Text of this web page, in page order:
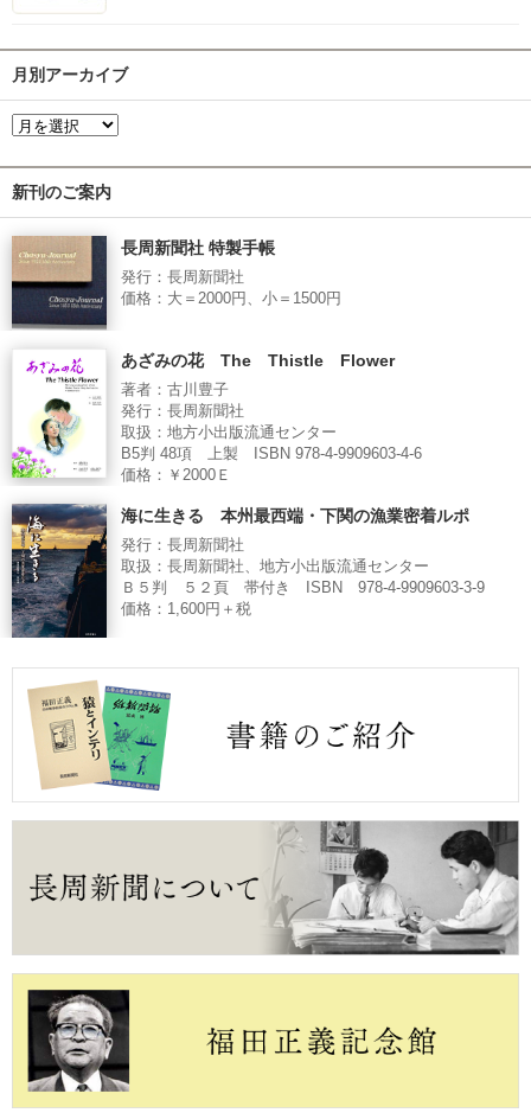
月別アーカイブ
新刊のご案内
長周新聞社 特製手帳
発行：長周新聞社
価格：大＝2000円、小＝1500円
あざみの花 The Thistle Flower
著者：古川豊子
発行：長周新聞社
取扱：地方小出版流通センター
B5判 48項 上製 ISBN 978-4-9909603-4-6
価格：￥2000Ｅ
海に生きる 本州最西端・下関の漁業密着ルポ
発行：長周新聞社
取扱：長周新聞社、地方小出版流通センター
Ｂ５判 ５２頁 帯付き ISBN 978-4-9909603-3-9
価格：1,600円＋税